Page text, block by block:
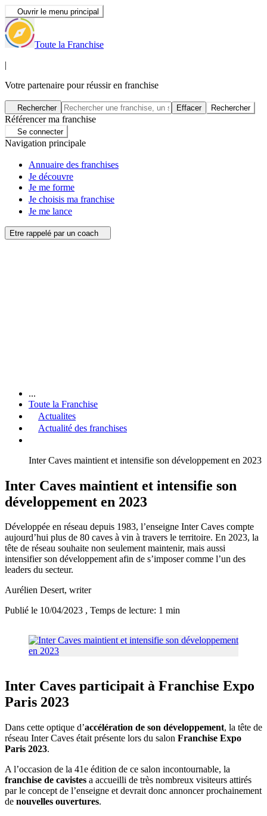
Ouvrir le menu principal
Toute la Franchise
|
Votre partenaire pour réussir en franchise
Rechercher Effacer Rechercher
Référencer ma franchise
Se connecter
Navigation principale
Annuaire des franchises
Je découvre
Je me forme
Je choisis ma franchise
Je me lance
Etre rappelé par un coach
...
Toute la Franchise
Actualites
Actualité des franchises
Inter Caves maintient et intensifie son développement en 2023
Inter Caves maintient et intensifie son
développement en 2023
Développée en réseau depuis 1983, l’enseigne Inter Caves compte
aujourd’hui plus de 80 caves à vin à travers le territoire. En 2023, la
tête de réseau souhaite non seulement maintenir, mais aussi
intensifier son développement afin de s’imposer comme l’un des
leaders du secteur.
Aurélien Desert, writer
Publié le 10/04/2023 , Temps de lecture: 1 min
Inter Caves participait à Franchise Expo
Paris 2023
Dans cette optique d’accélération de son développement, la tête de
réseau Inter Caves était présente lors du salon Franchise Expo
Paris 2023.
A l’occasion de la 41e édition de ce salon incontournable, la
franchise de cavistes a accueilli de très nombreux visiteurs attirés
par le concept de l’enseigne et devrait donc annoncer prochainement
de nouvelles ouvertures.